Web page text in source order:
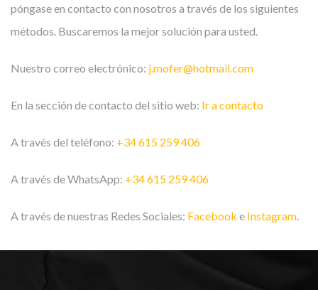
póngase en contacto con nosotros a través de los siguientes
métodos. Buscaremos la mejor solución para usted.
Nuestro correo electrónico: j.mofer@hotmail.com
En la sección de contacto del sitio web: Ir a contacto
A través del teléfono: +34 615 259 406
A través de WhatsApp: +34 615 259 406
A través de nuestras Redes Sociales: Facebook e Instagram.